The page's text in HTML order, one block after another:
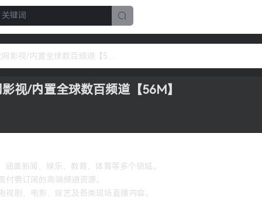
视/内置全球数百频道【56M】
盖新闻、娱乐、教育、体育等多个领域。
费订阅的高端频道资源。
剧、电影、综艺及各类现场直播内容。